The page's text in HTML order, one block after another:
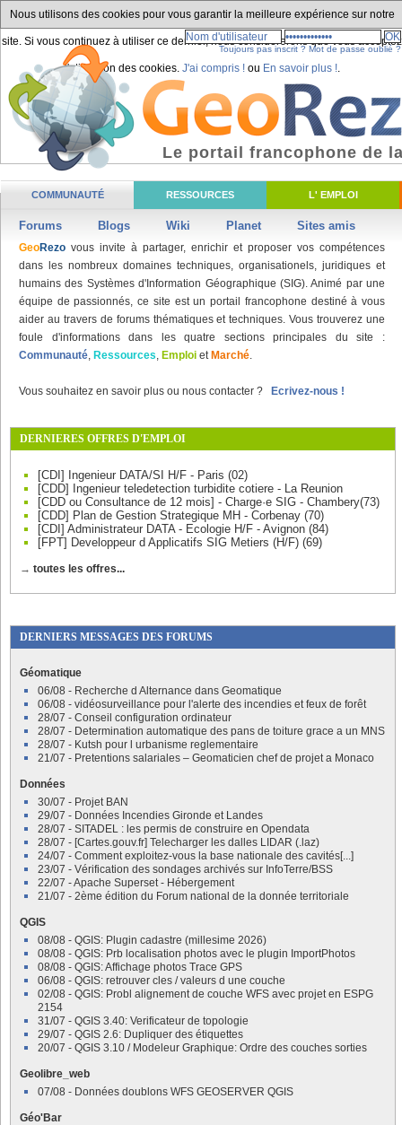
Nous utilisons des cookies pour vous garantir la meilleure expérience sur notre
site. Si vous continuez à utiliser ce dernier, nous considèrerons que vous acceptez
l'utilisation des cookies. J'ai compris !ou En savoir plus !.
COMMUNAUTÉ RESSOURCES L' EMPLOI
Forums Blogs Wiki Planet Sites amis
Le portail francophone de
Toujours pas inscrit ? Mot de passe oublié ?
GeoRezo vous invite à partager, enrichir et proposer vos compétences
dans les nombreux domaines techniques, organisationels, juridiques et
humains des Systèmes d'Information Géographique (SIG). Animé par une
équipe de passionnés, ce site est un portail francophone destiné à vous
aider au travers de forums thématiques et techniques. Vous trouverez une
foule d'informations dans les quatre sections principales du site :
Communauté, Ressources, Emploi et Marché.
Vous souhaitez en savoir plus ou nous contacter ? Ecrivez-nous !
DERNIERES OFFRES D'EMPLOI
[CDI] Ingenieur DATA/SI H/F - Paris (02)
[CDD] Ingenieur teledetection turbidite cotiere - La Reunion
[CDD ou Consultance de 12 mois] - Charge·e SIG - Chambery(73)
[CDD] Plan de Gestion Strategique MH - Corbenay (70)
[CDI] Administrateur DATA - Ecologie H/F - Avignon (84)
[FPT] Developpeur d Applicatifs SIG Metiers (H/F) (69)
→ toutes les offres...
DERNIERS MESSAGES DES FORUMS
Géomatique
06/08 - Recherche d Alternance dans Geomatique
06/08 - vidéosurveillance pour l'alerte des incendies et feux de forêt
28/07 - Conseil configuration ordinateur
28/07 - Determination automatique des pans de toiture grace a un MNS
28/07 - Kutsh pour l urbanisme reglementaire
21/07 - Pretentions salariales – Geomaticien chef de projet a Monaco
Données
30/07 - Projet BAN
29/07 - Données Incendies Gironde et Landes
28/07 - SITADEL : les permis de construire en Opendata
28/07 - [Cartes.gouv.fr] Telecharger les dalles LIDAR (.laz)
24/07 - Comment exploitez-vous la base nationale des cavités[...]
23/07 - Vérification des sondages archivés sur InfoTerre/BSS
22/07 - Apache Superset - Hébergement
21/07 - 2ème édition du Forum national de la donnée territoriale
QGIS
08/08 - QGIS: Plugin cadastre (millesime 2026)
08/08 - QGIS: Prb localisation photos avec le plugin ImportPhotos
08/08 - QGIS: Affichage photos Trace GPS
06/08 - QGIS: retrouver cles / valeurs d une couche
02/08 - QGIS: Probl alignement de couche WFS avec projet en ESPG
2154
31/07 - QGIS 3.40: Verificateur de topologie
29/07 - QGIS 2.6: Dupliquer des étiquettes
20/07 - QGIS 3.10 / Modeleur Graphique: Ordre des couches sorties
Geolibre_web
07/08 - Données doublons WFS GEOSERVER QGIS
Géo'Bar